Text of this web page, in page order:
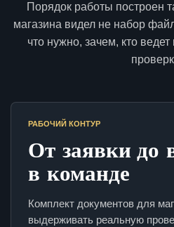
Порядок работы построен
магазина видел не набор
что нужно, зачем, кто ведет
РАБОЧИЙ КОНТУР
От заявки до
в команде
Комплект документов для
выдерживать реальную